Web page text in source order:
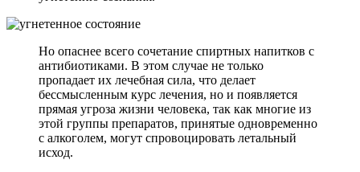
Но опаснее всего сочетание спиртных напитков с
антибиотиками. В этом случае не только
пропадает их лечебная сила, что делает
бессмысленным курс лечения, но и появляется
прямая угроза жизни человека, так как многие из
этой группы препаратов, принятые одновременно
с алкоголем, могут спровоцировать летальный
исход.